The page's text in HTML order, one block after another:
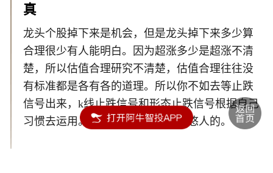
真
龙头个股掉下来是机会，但是龙头掉下来多少算
合理很少有人能明白。因为超涨多少是超涨不清
楚，所以估值合理研究不清楚，估值合理往往没
有标准都是各有各的道理。所以你不如去等止跌
信号出来，k线止跌信号和形态止跌信号根据自己
习惯去运用。所以估值合理都是忽悠人的。